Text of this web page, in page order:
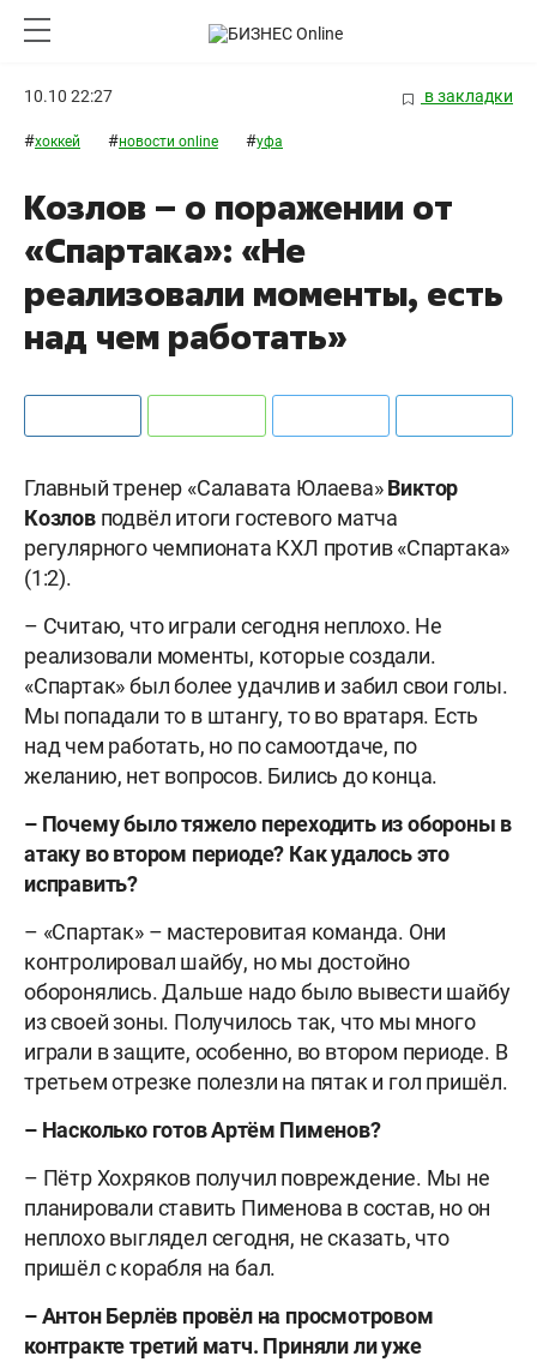
10.10 22:27 в закладки
#хоккей #новости online #уфа
Козлов – о поражении от
«Спартака»: «Не
реализовали моменты, есть
над чем работать»
Главный тренер «Салавата Юлаева»Виктор
Козлов подвёл итоги гостевого матча
регулярного чемпионата КХЛ против «Спартака»
(1:2).
– Считаю, что играли сегодня неплохо. Не
реализовали моменты, которые создали.
«Спартак» был более удачлив и забил свои голы.
Мы попадали то в штангу, то во вратаря. Есть
над чем работать, но по самоотдаче, по
желанию, нет вопросов. Бились до конца.
– Почему было тяжело переходить из обороны в
атаку во втором периоде? Как удалось это
исправить?
– «Спартак» – мастеровитая команда. Они
контролировал шайбу, но мы достойно
оборонялись. Дальше надо было вывести шайбу
из своей зоны. Получилось так, что мы много
играли в защите, особенно, во втором периоде. В
третьем отрезке полезли на пятак и гол пришёл.
– Насколько готов Артём Пименов?
– Пётр Хохряков получил повреждение. Мы не
планировали ставить Пименова в состав, но он
неплохо выглядел сегодня, не сказать, что
пришёл с корабля на бал.
– Антон Берлёв провёл на просмотровом
контракте третий матч. Приняли ли уже